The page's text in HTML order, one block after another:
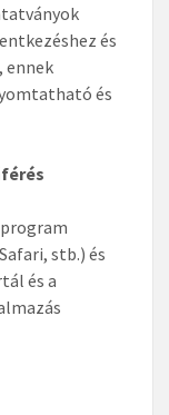
és
és
stb.) és
és a